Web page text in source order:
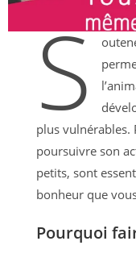
S
plus vulnérables.
poursuivre son
petits, sont
bonheur que
Pourquoi